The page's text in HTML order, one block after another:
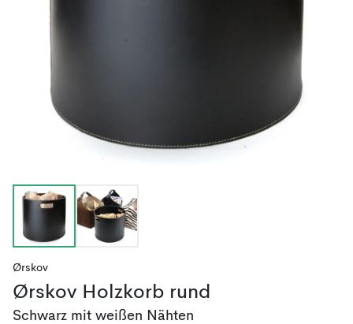
Ørskov
Ørskov Holzkorb rund
Schwarz mit weißen Nähten